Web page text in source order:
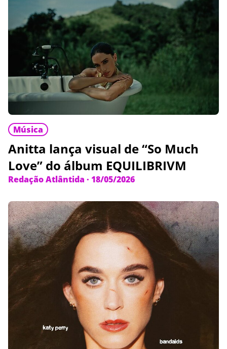
Música
Anitta lança visual de “So Much
Love” do álbum EQUILIBRIVM
Redação Atlântida · 18/05/2026